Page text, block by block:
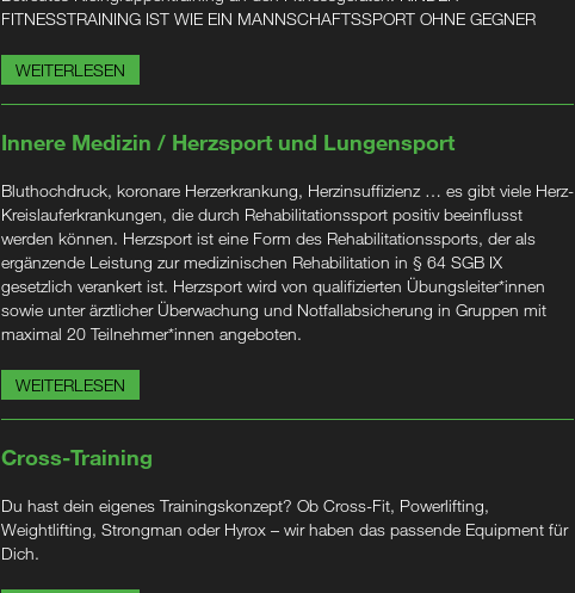
FITNESSTRAINING IST WIE EIN MANNSCHAFTSSPORT OHNE GEGNER
WEITERLESEN
Innere Medizin / Herzsport und Lungensport
Bluthochdruck, koronare Herzerkrankung, Herzinsuffizienz … es gibt viele Herz-
Kreislauferkrankungen, die durch Rehabilitationssport positiv beeinflusst
werden können. Herzsport ist eine Form des Rehabilitationssports, der als
ergänzende Leistung zur medizinischen Rehabilitation in § 64 SGB IX
gesetzlich verankert ist. Herzsport wird von qualifizierten Übungsleiter*innen
sowie unter ärztlicher Überwachung und Notfallabsicherung in Gruppen mit
maximal 20 Teilnehmer*innen angeboten.
WEITERLESEN
Cross-Training
Du hast dein eigenes Trainingskonzept? Ob Cross-Fit, Powerlifting,
Weightlifting, Strongman oder Hyrox – wir haben das passende Equipment für
Dich.